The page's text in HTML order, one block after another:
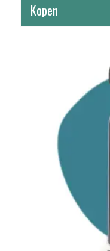
Kopen